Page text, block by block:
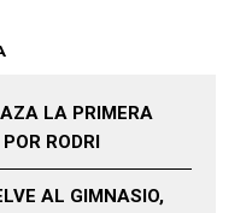
LA PRIMERA
RODRI
AL GIMNASIO,